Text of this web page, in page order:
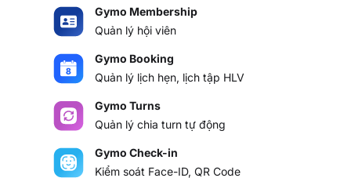
Gymo Membership
Quản lý hội viên
Gymo Booking
Quản lý lịch hẹn, lịch tập HLV
Gymo Turns
Quản lý chia turn tự động
Gymo Check-in
Kiểm soát Face-ID, QR Code